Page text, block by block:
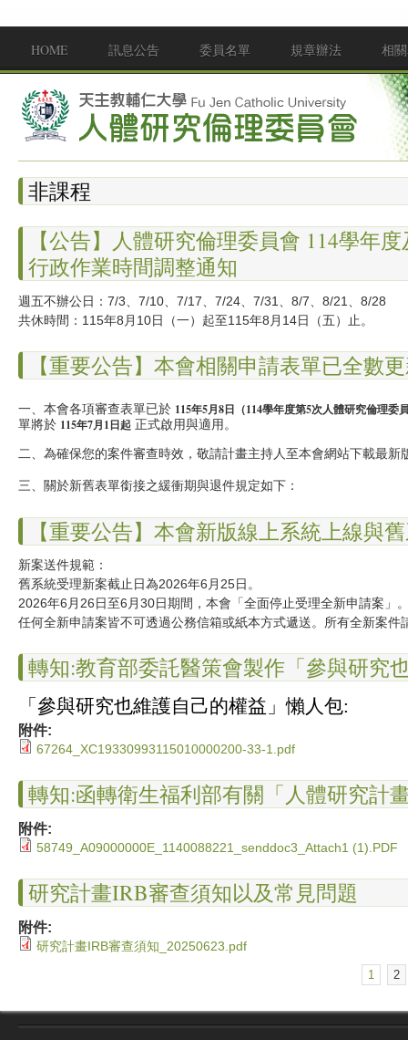
Main menu
HOME 訊息公告 委員名單 規章辦法 相
非課程
【公告】人體研究倫理委員會 114學年
行政作業時間調整通知
週五不辦公日：7/3、7/10、7/17、7/24、7/31、8/7、8/21、8/28
共休時間：115年8月10日（一）起至115年8月14日（五）止。
【重要公告】本會相關申請表單已全數
一、本會各項審查表單已於 115年5月8日（114學年度第5次人體研究倫理委
單將於 115年7月1日起 正式啟用與適用。
二、為確保您的案件審查時效，敬請計畫主持人至本會網站下載最新
三、關於新舊表單銜接之緩衝期與退件規定如下：
【重要公告】本會新版線上系統上線與
新案送件規範：
舊系統受理新案截止日為2026年6月25日。
2026年6月26日至6月30日期間，本會「全面停止受理全新申請案」
任何全新申請案皆不可透過公務信箱或紙本方式遞送。所有全新案
轉知:教育部委託醫策會製作「參與研究
「參與研究也維護自己的權益」懶人包:
附件:
67264_XC19330993115010000200-33-1.pdf
轉知:函轉衛生福利部有關「人體研究計
附件:
58749_A09000000E_1140088221_senddoc3_Attach1 (1).PDF
研究計畫IRB審查須知以及常見問題
附件:
研究計畫IRB審查須知_20250623.pdf
1 2